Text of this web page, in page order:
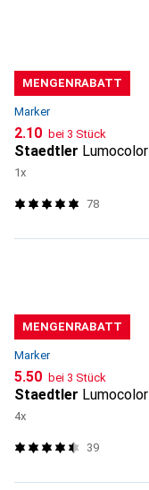
MENGENRABATT
Marker
CHF
2.10 bei 3 Stück
Staedtler Lumocolor
1x
78
MENGENRABATT
Marker
CHF
5.50 bei 3 Stück
Staedtler Lumocolor
4x
39